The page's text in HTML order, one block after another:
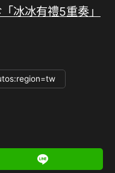
冰冰有禮5重奏」